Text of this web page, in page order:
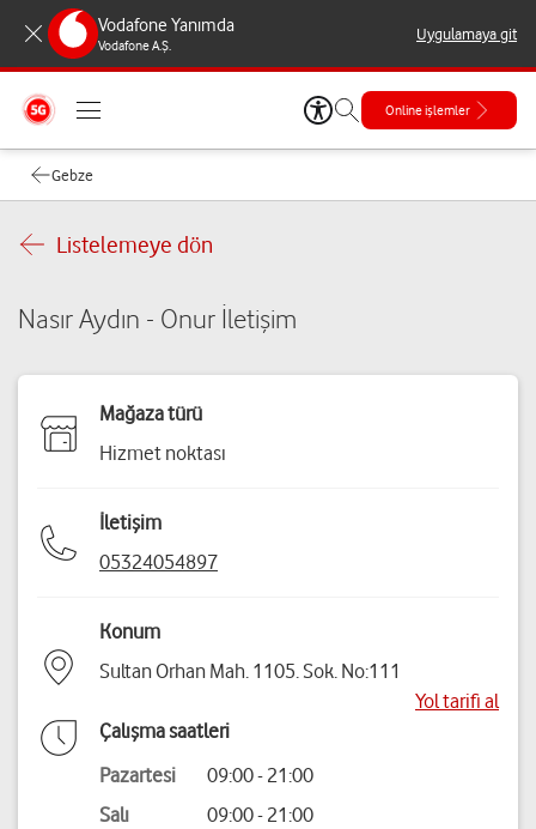
Vodafone Yanımda
Vodafone A.Ş.
Uygulamaya git
Online işlemler
Gebze
Listelemeye dön
Nasır Aydın - Onur İletişim
Mağaza türü
Hizmet noktası
İletişim
05324054897
Konum
Sultan Orhan Mah. 1105. Sok. No:111
Yol tarifi al
Çalışma saatleri
Pazartesi
09:00 - 21:00
Salı
09:00 - 21:00